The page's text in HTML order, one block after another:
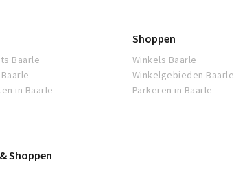
Baarle
in Baarle
Shoppen
Winkels Baarle
Winkelgebieden Baarle
Parkeren in Baarle
Shoppen